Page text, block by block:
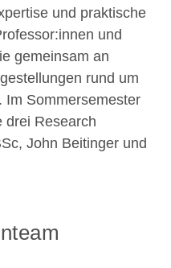
und praktische
und
gemeinsam an
rund um
Im Sommersemester
drei Research
John Beitinger und